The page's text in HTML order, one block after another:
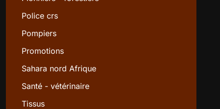
Police crs
Pompiers
Promotions
Sahara nord Afrique
Santé - vétérinaire
Tissus